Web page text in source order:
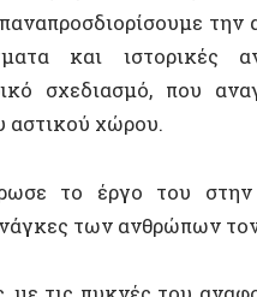
των ανθρώπων τον
τις πυκνές του αναφορές,
αρχιτέκτονα ή απλό
πάνω στα κείμενα του